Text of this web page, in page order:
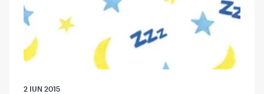
2 IUN 2015